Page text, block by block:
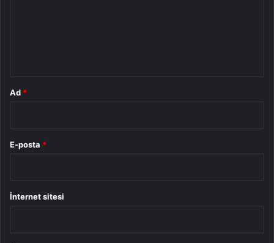
Ad *
E-posta *
İnternet sitesi